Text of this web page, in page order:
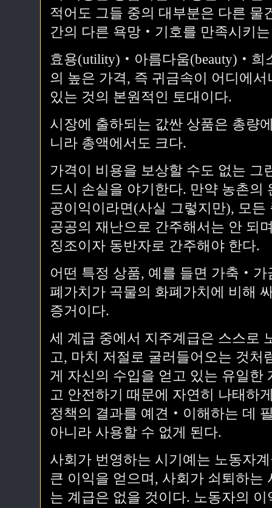
적어도 그들 중의 대부분은 다른 물
간의 다른 욕망‧기호를 만족시키
효용(utility)‧아름다움(beauty)‧희
의 높은 가격, 즉 귀금속이 어디에
있는 것의 본원적인 토대이다.
시장에 출하되는 값싼 상품은 총량
니라 총액에서도 크다.
가격이 비용을 보상할 수도 없는 그
드시 손실을 야기한다. 만약 농촌
공이익이라면(사실 그렇지만), 모
공공의 재난으로 간주해서는 안 되
징조이자 동반자로 간주해야 한다.
어떤 특정 상품, 예를 들면 가축‧
폐가치가 곡물의 화폐가치에 비해
증거이다.
세 계급 중에서 지주계급은 스스로
고, 마치 저절로 굴러들어오는 것
게 자신의 수입을 얻고 있는 유일한
고 안전하기 때문에 자연히 나태하
정책의 결과를 예견‧이해하는 데
아니라 사용할 수 없게 된다.
사회가 번영하는 시기예는 노동자
큰 이익을 얻으며, 사회가 쇠퇴하는
는 계급은 없을 것이다. 노동자의